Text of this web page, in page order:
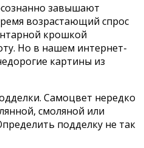
завышают
возрастающий спрос
крошкой
Но в нашем интернет-
картины из
Самоцвет нередко
смоляной или
подделку не так